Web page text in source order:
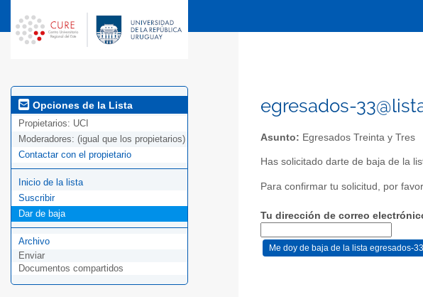
Opciones de la Lista
Propietarios: UCI
Moderadores: (igual que los propietarios)
Contactar con el propietario
Inicio de la lista
Suscribir
Dar de baja
Archivo
Enviar
Documentos compartidos
egresados-
Asunto: Egresados Treinta y Tres
Has solicitado darte de baja de la
Para confirmar tu solicitud, por
Tu dirección de correo